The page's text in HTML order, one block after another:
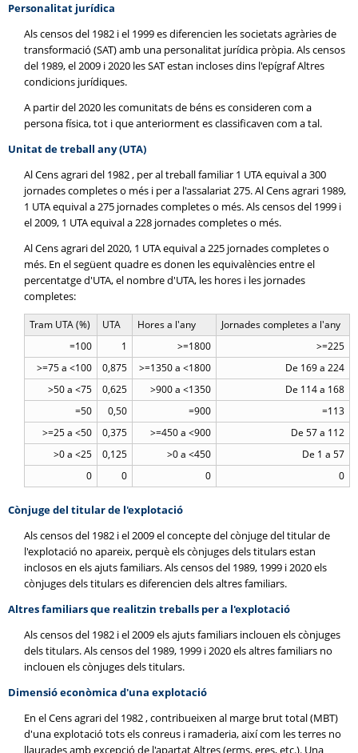
Personalitat jurídica
Als censos del 1982 i el 1999 es diferencien les societats agràries de
transformació (SAT) amb una personalitat jurídica pròpia. Als censos
del 1989, el 2009 i 2020 les SAT estan incloses dins l'epígraf Altres
condicions jurídiques.
A partir del 2020 les comunitats de béns es consideren com a
persona física, tot i que anteriorment es classificaven com a tal.
Unitat de treball any (UTA)
Al Cens agrari del 1982 , per al treball familiar 1 UTA equival a 300
jornades completes o més i per a l'assalariat 275. Al Cens agrari 1989,
1 UTA equival a 275 jornades completes o més. Als censos del 1999 i
el 2009, 1 UTA equival a 228 jornades completes o més.
Al Cens agrari del 2020, 1 UTA equival a 225 jornades completes o
més. En el següent quadre es donen les equivalències entre el
percentatge d'UTA, el nombre d'UTA, les hores i les jornades
completes:
Tram UTA (%) UTA Hores a l'any
Jornades completes a l'any
=100
1 >=1800
>=225
>=75 a <100
0,875 >=1350 a <1800
De 169 a 224
>50 a <75
0,625 >900 a <1350
De 114 a 168
=50
0,50 =900
=113
>=25 a <50
0,375 >=450 a <900
De 57 a 112
>0 a <25
0,125 >0 a <450
De 1 a 57
0
0 0 0
Cònjuge del titular de l'explotació
Als censos del 1982 i el 2009 el concepte del cònjuge del titular de
l'explotació no apareix, perquè els cònjuges dels titulars estan
inclosos en els ajuts familiars. Als censos del 1989, 1999 i 2020 els
cònjuges dels titulars es diferencien dels altres familiars.
Altres familiars que realitzin treballs per a l'explotació
Als censos del 1982 i el 2009 els ajuts familiars inclouen els cònjuges
dels titulars. Als censos del 1989, 1999 i 2020 els altres familiars no
inclouen els cònjuges dels titulars.
Dimensió econòmica d'una explotació
En el Cens agrari del 1982 , contribueixen al marge brut total (MBT)
d'una explotació tots els conreus i ramaderia, així com les terres no
llaurades amb excepció de l'apartat Altres (erms, eres, etc.). Una